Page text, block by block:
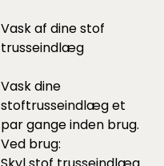
Vask af dine stof
trusseindlæg
Vask dine
stoftrusseindlæg et
par gange inden brug.
Ved brug: